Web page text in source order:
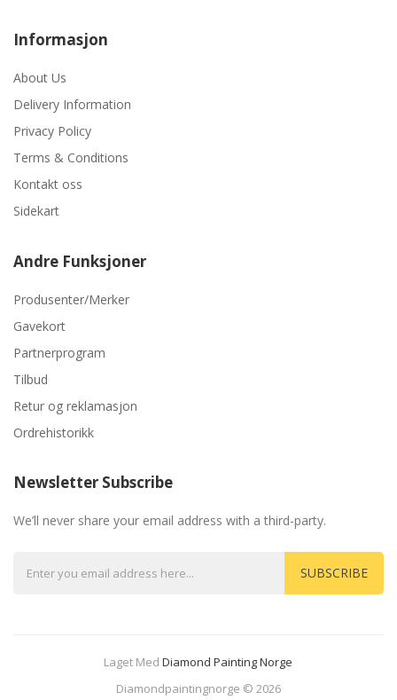
Informasjon
About Us
Delivery Information
Privacy Policy
Terms & Conditions
Kontakt oss
Sidekart
Andre Funksjoner
Produsenter/Merker
Gavekort
Partnerprogram
Tilbud
Retur og reklamasjon
Ordrehistorikk
Newsletter Subscribe
We’ll never share your email address with a third-party.
SUBSCRIBE
Laget Med Diamond Painting Norge
Diamondpaintingnorge © 2026